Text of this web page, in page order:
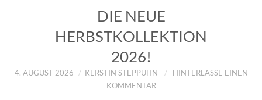
DIE NEUE
HERBSTKOLLEKTION
2026!
4. AUGUST 2026 KERSTIN STEPPUHN
HINTERLASSE EINEN
KOMMENTAR